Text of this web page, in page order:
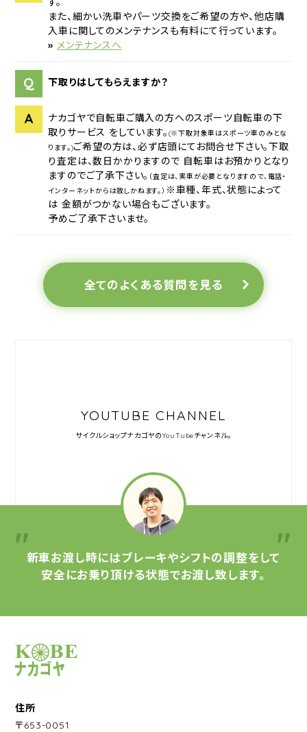
また、細かい洗車やパーツ交換をご希望の方や、他店購
入車に関してのメンテナンスも有料にて行っています。
» メンテナンスへ
Q 下取りはしてもらえますか？
A
ナカゴヤで自転車ご購入の方へのスポーツ自転車の下
取りサービス をしています。 (※下取対象車はスポーツ車のみとな
ります。)ご希望の方は、必ず店頭にてお問合せ下さい。下取
り査定は、数日かかりますので 自転車はお預かりとなり
ますのでご了承下さい。 （査定は、実車が必要となりますので、電話・
インターネットからは致しかねます。） ※車種、年式、状態によって
は 金額がつかない場合もございます。
予めご了承下さいませ。
全てのよくある質問を見る
YOUTUBE CHANNEL
サイクルショップナカゴヤのYouTubeチャンネル。
新車お渡し時にはブレーキやシフトの調整をして
安全にお乗り頂ける状態でお渡し致します。
サイクルショップナカゴヤ
住所
〒653-0051